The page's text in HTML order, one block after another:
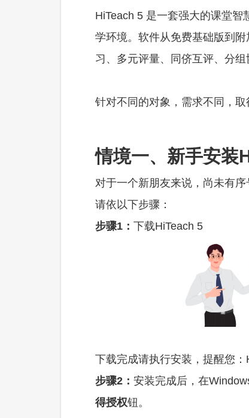
HiTeach 5 是一套强大的课堂
学环境。软件从免费基础版到
习、多元评量、同侪互评、分
针对不同的对象，需求不同，取
情境一、新手安装
对于一个新朋友来说，尚未有
请依以下步骤：
步骤1： 下载HiTeach 5
下载完成请执行安装，提醒您
步骤2： 安装完成后，在
得授权钮。